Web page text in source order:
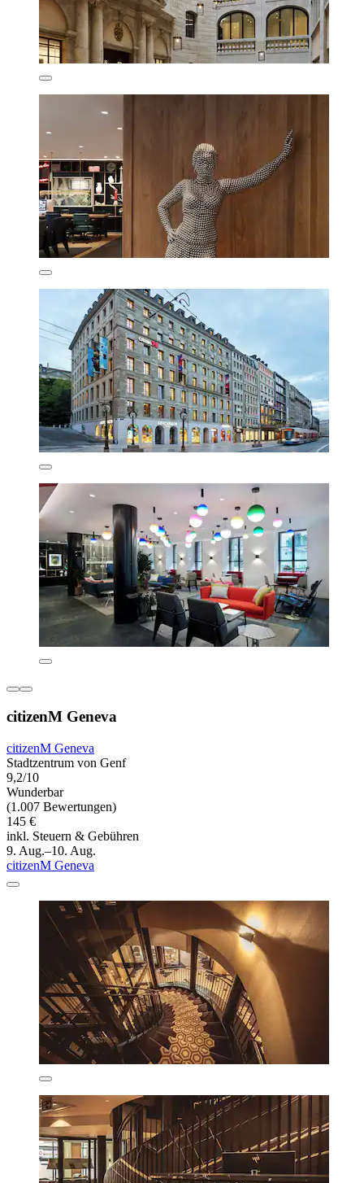
citizenM Geneva
citizenM Geneva
Stadtzentrum von Genf
9,2/10
Wunderbar
(1.007 Bewertungen)
145 €
inkl. Steuern & Gebühren
9. Aug.–10. Aug.
citizenM Geneva